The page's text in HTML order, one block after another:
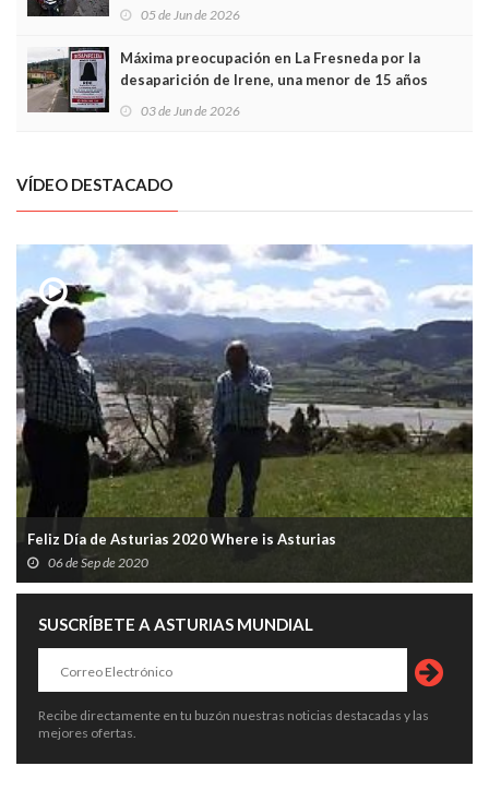
frontal
05 de Jun de 2026
Máxima preocupación en La Fresneda por la
desaparición de Irene, una menor de 15 años
03 de Jun de 2026
VÍDEO DESTACADO
Feliz Día de Asturias 2020 Where is Asturias
06 de Sep de 2020
SUSCRÍBETE A ASTURIAS MUNDIAL
Recibe directamente en tu buzón nuestras noticias destacadas y las
mejores ofertas.